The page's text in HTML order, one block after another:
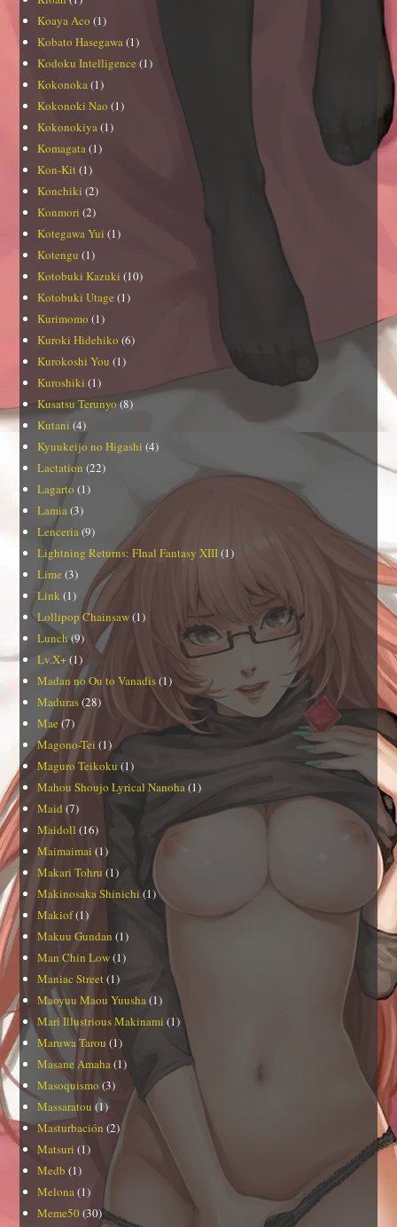
Koaya Aco (1)
Kobato Hasegawa(1)
Kodoku Intelligence (1)
Kokonoka(1)
Kokonoki Nao (1)
Kokonokiya(1)
Komagata(1)
Kon-Kit (1)
Konchiki (2)
Konmori (2)
Kotegawa Yui (1)
Kotengu (1)
Kotobuki Kazuki (10)
Kotobuki Utage (1)
Kurimomo (1)
Kuroki Hidehiko (6)
Kurokoshi You (1)
Kuroshiki (1)
Kusatsu Terunyo(8)
Kutani (4)
Kyuukeijo no Higashi (4)
Lactation (22)
Lagarto (1)
Lamia(3)
Lenceria(9)
Lightning Returns: FInal Fantasy XIII(1)
Lime (3)
Link (1)
Lollipop Chainsaw(1)
Lunch(9)
Lv.X+(1)
Madan no Ou to Vanadis(1)
Maduras(28)
Mae (7)
Magono-Tei (1)
Maguro Teikoku (1)
Mahou Shoujo Lyrical Nanoha(1)
Maid (7)
Maidoll (16)
Maimaimai (1)
Makari Tohru (1)
Makinosaka Shinichi(1)
Makiof(1)
Makuu Gundan (1)
Man Chin Low(1)
Maniac Street(1)
Maoyuu Maou Yuusha(1)
Mari Illustrious Makinami (1)
Maruwa Tarou (1)
Masane Amaha(1)
Masoquismo (3)
Massaratou (1)
Masturbación (2)
Matsuri (1)
Medb (1)
Melona(1)
Meme50 (30)